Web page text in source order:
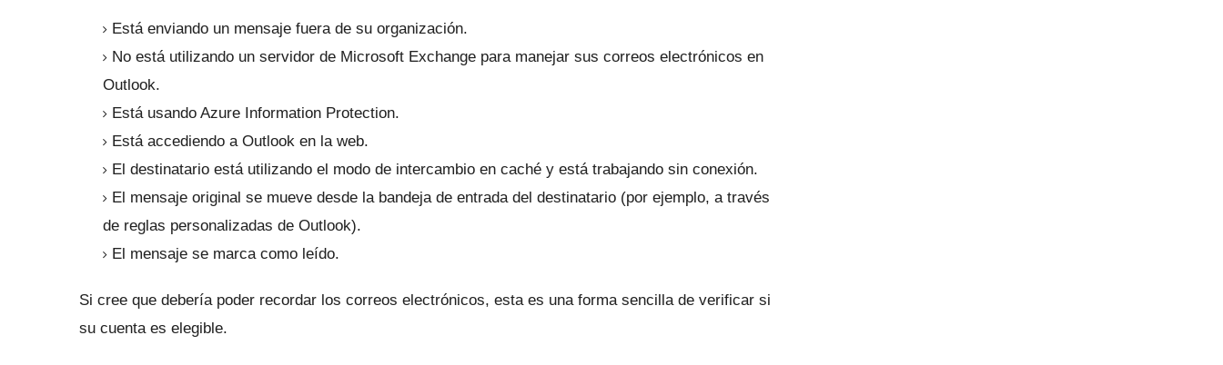
Está enviando un mensaje fuera de su organización.
No está utilizando un servidor de Microsoft Exchange para manejar sus correos electrónicos en
Outlook.
Está usando Azure Information Protection.
Está accediendo a Outlook en la web.
El destinatario está utilizando el modo de intercambio en caché y está trabajando sin conexión.
El mensaje original se mueve desde la bandeja de entrada del destinatario (por ejemplo, a través
de reglas personalizadas de Outlook).
El mensaje se marca como leído.
Si cree que debería poder recordar los correos electrónicos, esta es una forma sencilla de verificar si
su cuenta es elegible.